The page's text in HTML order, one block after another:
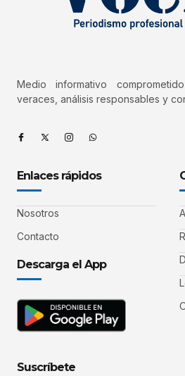
Medio informativo
veraces, análisis responsables y
Enlaces rápidos
Nosotros
Contacto
Descarga el App
Suscríbete